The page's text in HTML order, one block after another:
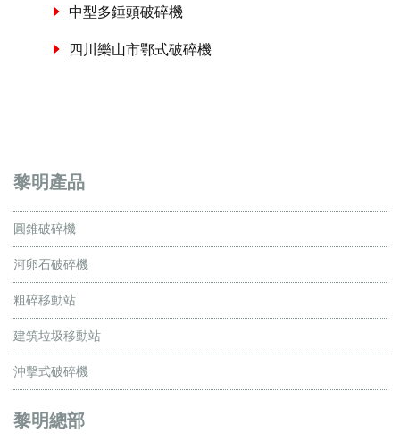
中型多錘頭破碎機
四川樂山市鄂式破碎機
黎明產品
圓錐破碎機
河卵石破碎機
粗碎移動站
建筑垃圾移動站
沖擊式破碎機
黎明總部